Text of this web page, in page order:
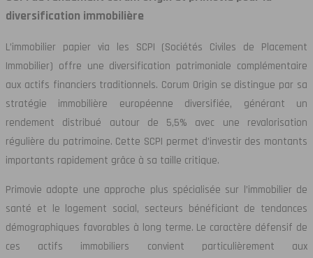
diversification immobilière
L’immobilier papier via les SCPI (Sociétés Civiles de Placement
Immobilier) offre une diversification patrimoniale complémentaire
aux actifs financiers traditionnels. Corum Origin se distingue par sa
stratégie immobilière européenne diversifiée, générant un
rendement distribué autour de 5,5% avec une revalorisation
régulière du patrimoine. Cette SCPI permet d’investir des montants
importants rapidement grâce à sa taille critique.
Primovie adopte une approche plus spécialisée sur l’immobilier de
santé et le logement social, secteurs bénéficiant de tendances
démographiques favorables à long terme. Le caractère défensif de
ces actifs immobiliers convient particulièrement aux